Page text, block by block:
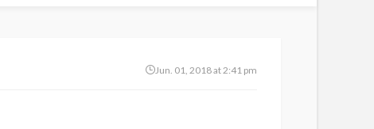
Jun. 01, 2018 at 2:41 pm